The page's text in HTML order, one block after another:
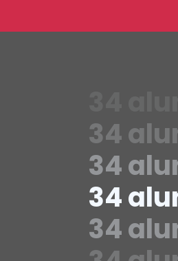
34
34
34
34